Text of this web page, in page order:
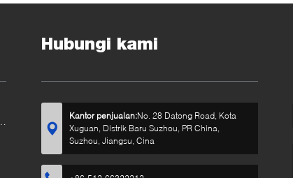
Hubungi kami
Kantor penjualan:No. 28 Datong Road, Kota
Xuguan, Distrik Baru Suzhou, PR China,
Suzhou, Jiangsu, Cina